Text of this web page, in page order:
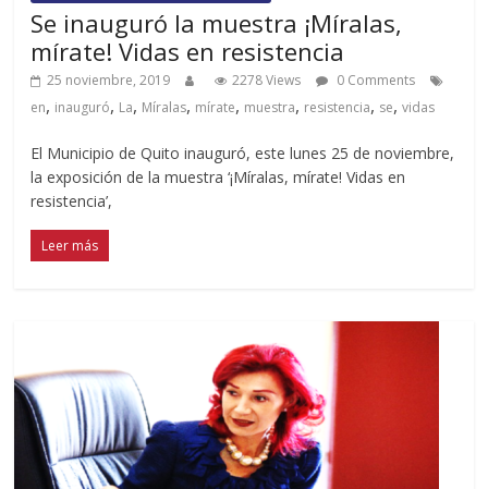
Se inauguró la muestra ¡Míralas,
mírate! Vidas en resistencia
25 noviembre, 2019 2278 Views
0 Comments
en, inauguró, La, Míralas, mírate, muestra, resistencia, se,vidas
El Municipio de Quito inauguró, este lunes 25 de noviembre,
la exposición de la muestra ‘¡Míralas, mírate! Vidas en
resistencia’,
Leer más